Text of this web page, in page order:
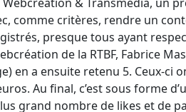
comme critères, rendre un
presque tous ayant
de la RTBF, Fabrice
en a ensuite retenu 5. Ceux-ci
Au final, c’est sous forme
grand nombre de likes et de